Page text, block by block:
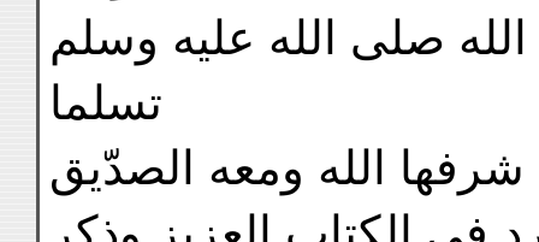
صلى الله عليه وسلم
تسلما
الله ومعه الصدّيق